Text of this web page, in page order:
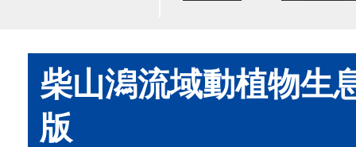
柴山潟流域動植物生
版